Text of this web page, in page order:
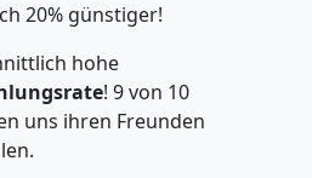
20% günstiger!
hohe
! 9 von 10
uns ihren Freunden